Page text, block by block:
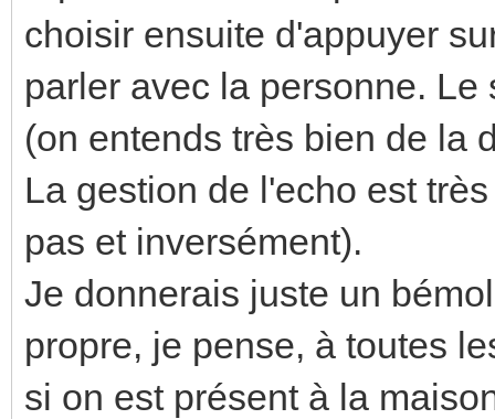
choisir ensuite d'appuyer
parler avec la personne.
(on entends très bien de la
La gestion de l'echo est
pas et inversément).
Je donnerais juste un
propre, je pense, à toutes
si on est présent à la